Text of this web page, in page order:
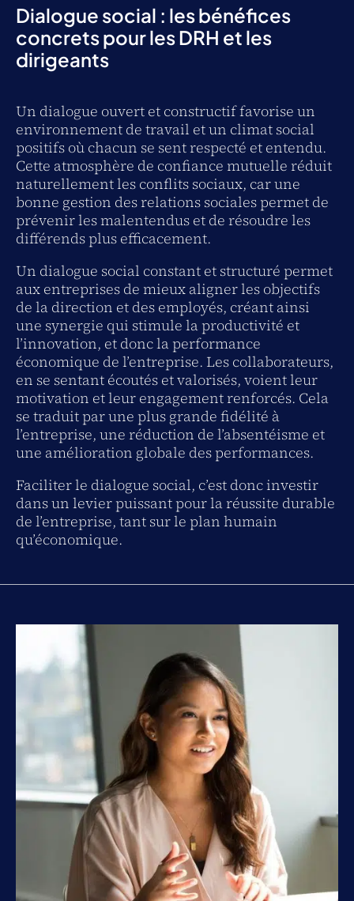
Dialogue social : les bénéfices
concrets pour les DRH et les
dirigeants
Un dialogue ouvert et constructif favorise un
environnement de travail et un climat social
positifs où chacun se sent respecté et entendu.
Cette atmosphère de confiance mutuelle réduit
naturellement les conflits sociaux, car une
bonne gestion des relations sociales permet de
prévenir les malentendus et de résoudre les
différends plus efficacement.
Un dialogue social constant et structuré permet
aux entreprises de mieux aligner les objectifs
de la direction et des employés, créant ainsi
une synergie qui stimule la productivité et
l’innovation, et donc la performance
économique de l’entreprise. Les collaborateurs,
en se sentant écoutés et valorisés, voient leur
motivation et leur engagement renforcés. Cela
se traduit par une plus grande fidélité à
l’entreprise, une réduction de l’absentéisme et
une amélioration globale des performances.
Faciliter le dialogue social, c’est donc investir
dans un levier puissant pour la réussite durable
de l’entreprise, tant sur le plan humain
qu’économique.